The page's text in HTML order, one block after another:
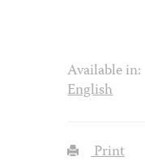
Available in:
English
Print